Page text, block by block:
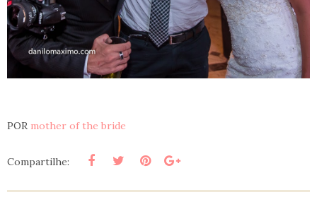
POR mother of the bride
Compartilhe: